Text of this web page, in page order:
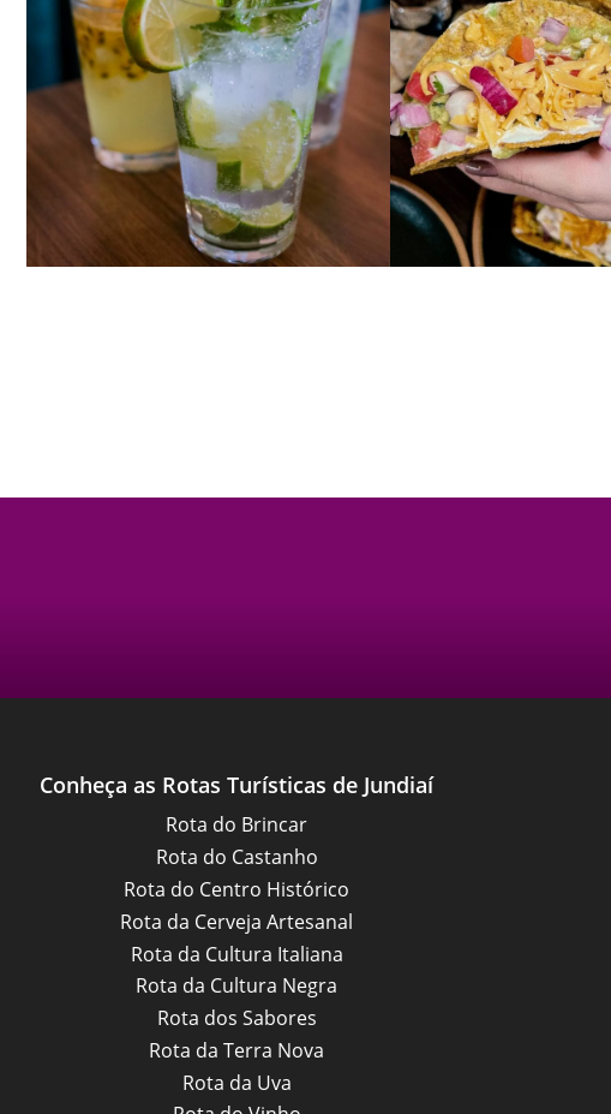
Conheça as Rotas Turísticas de Jundiaí
Rota do Brincar
Rota do Castanho
Rota do Centro Histórico
Rota da Cerveja Artesanal
Rota da Cultura Italiana
Rota da Cultura Negra
Rota dos Sabores
Rota da Terra Nova
Rota da Uva